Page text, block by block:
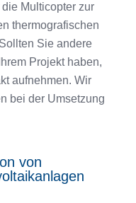
Multicopter zur
thermografischen
Sie andere
Projekt haben,
aufnehmen. Wir
bei der Umsetzung
von